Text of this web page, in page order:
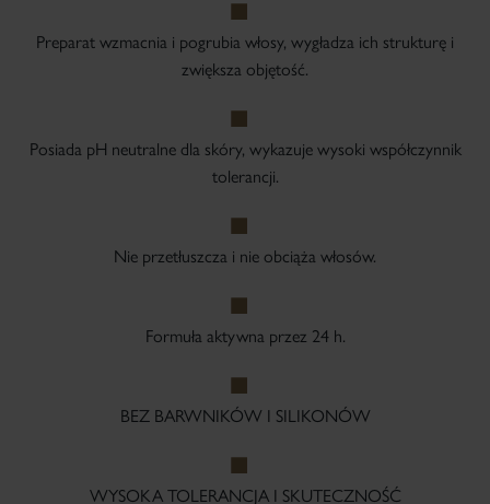
Preparat wzmacnia i pogrubia włosy, wygładza ich strukturę i
zwiększa objętość.
Posiada pH neutralne dla skóry, wykazuje wysoki współczynnik
tolerancji.
Nie przetłuszcza i nie obciąża włosów.
Formuła aktywna przez 24 h.
BEZ BARWNIKÓW I SILIKONÓW
WYSOKA TOLERANCJA I SKUTECZNOŚĆ